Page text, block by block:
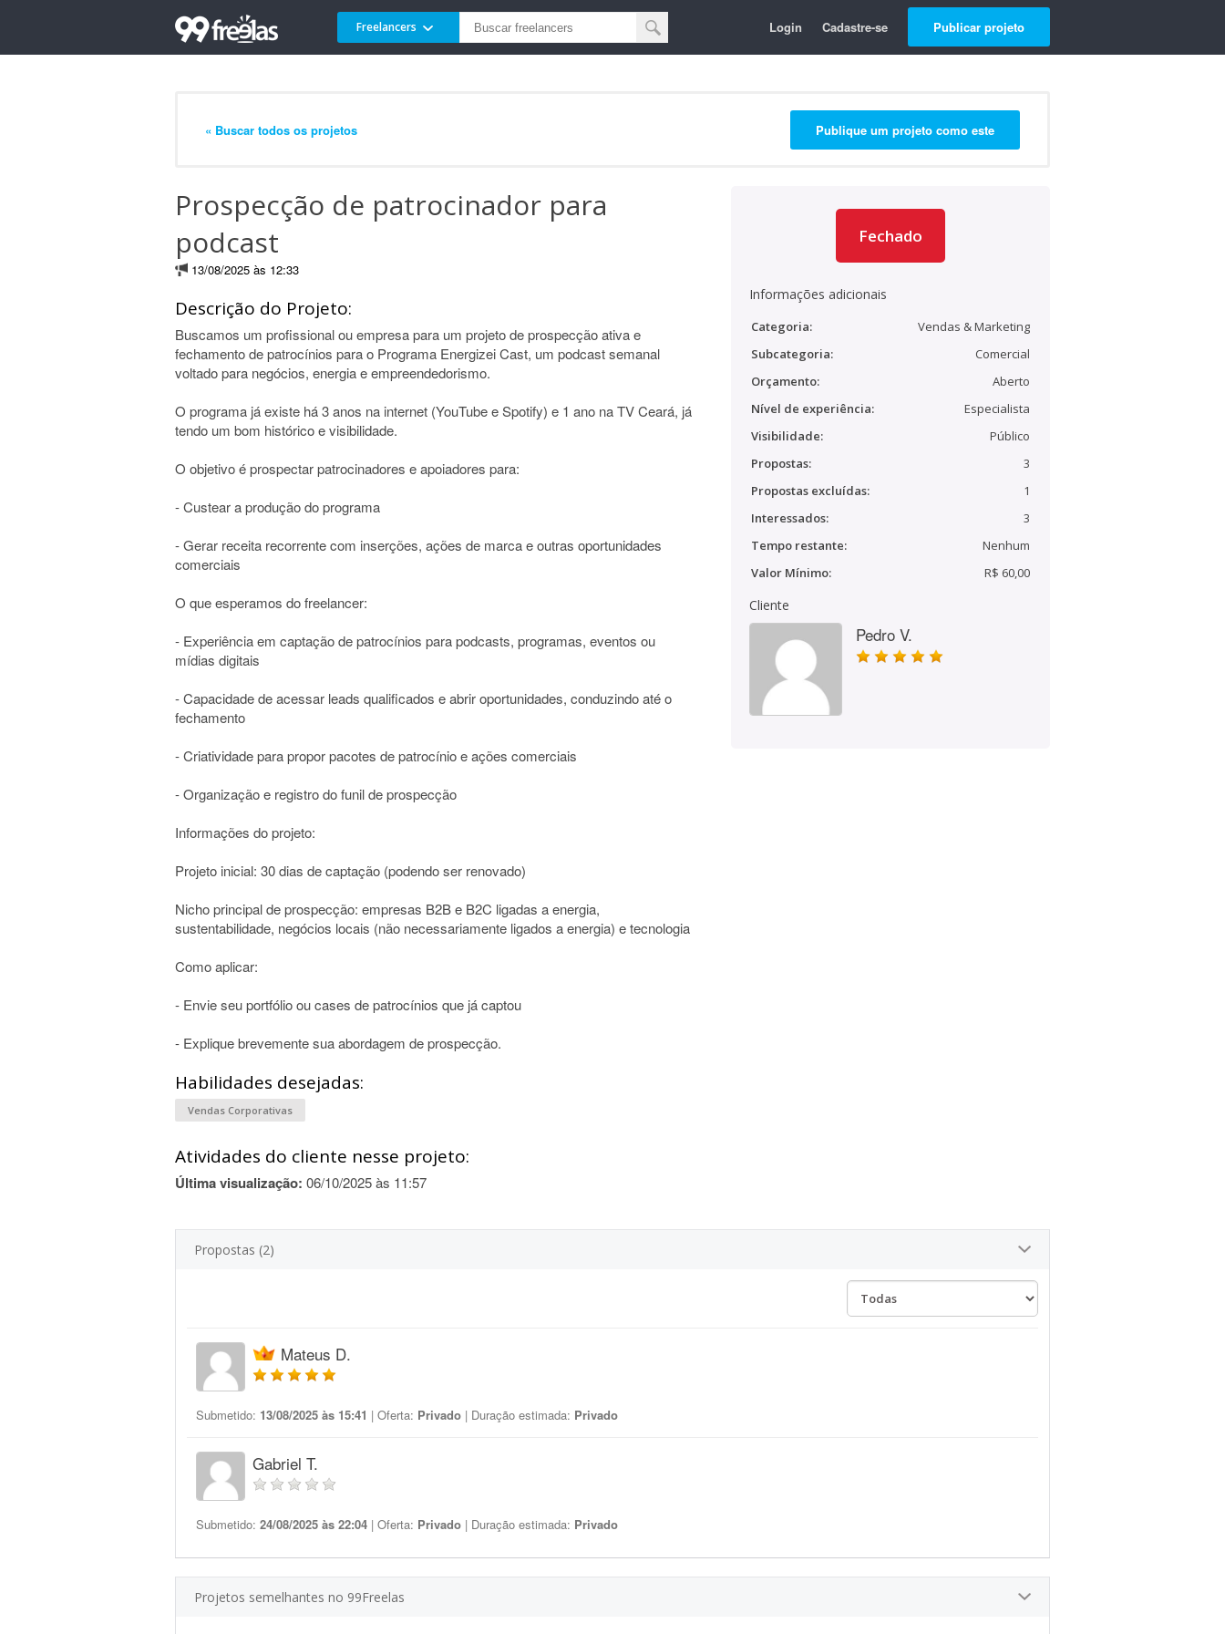
Freelancers Login Cadastre-se Publicar projeto
« Buscar todos os projetos Publique um projeto como este
Prospecção de patrocinador para
podcast
13/08/2025 às 12:33
Descrição do Projeto:
Buscamos um profissional ou empresa para um projeto de prospecção ativa e
fechamento de patrocínios para o Programa Energizei Cast, um podcast semanal
voltado para negócios, energia e empreendedorismo.
O programa já existe há 3 anos na internet (YouTube e Spotify) e 1 ano na TV Ceará, já
tendo um bom histórico e visibilidade.
O objetivo é prospectar patrocinadores e apoiadores para:
- Custear a produção do programa
- Gerar receita recorrente com inserções, ações de marca e outras oportunidades
comerciais
O que esperamos do freelancer:
- Experiência em captação de patrocínios para podcasts, programas, eventos ou
mídias digitais
- Capacidade de acessar leads qualificados e abrir oportunidades, conduzindo até o
fechamento
- Criatividade para propor pacotes de patrocínio e ações comerciais
- Organização e registro do funil de prospecção
Informações do projeto:
Projeto inicial: 30 dias de captação (podendo ser renovado)
Nicho principal de prospecção: empresas B2B e B2C ligadas a energia,
sustentabilidade, negócios locais (não necessariamente ligados a energia) e tecnologia
Como aplicar:
- Envie seu portfólio ou cases de patrocínios que já captou
- Explique brevemente sua abordagem de prospecção.
Habilidades desejadas:
Vendas Corporativas
Atividades do cliente nesse projeto:
Última visualização: 06/10/2025 às 11:57
Fechado
Informações adicionais
Categoria:
Vendas & Marketing
Subcategoria:
Comercial
Orçamento:
Aberto
Nível de experiência:
Especialista
Visibilidade:
Público
Propostas:
3
Propostas excluídas:
1
Interessados:
3
Tempo restante:
Nenhum
Valor Mínimo:
R$ 60,00
Cliente
Pedro V.
Propostas (2)
Mateus D.
Submetido: 13/08/2025 às 15:41 | Oferta: Privado | Duração estimada: Privado
Gabriel T.
Submetido: 24/08/2025 às 22:04 | Oferta: Privado | Duração estimada: Privado
Projetos semelhantes no 99Freelas